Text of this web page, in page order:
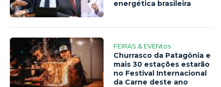
energética brasileira
FEIRAS & EVENtos
Churrasco da Patagônia e
mais 30 estações estarão
no Festival Internacional
da Carne deste ano